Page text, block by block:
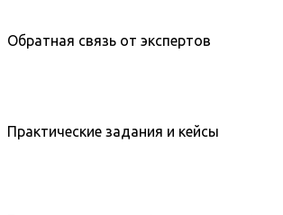
Обратная связь от экспертов
Практические задания и кейсы